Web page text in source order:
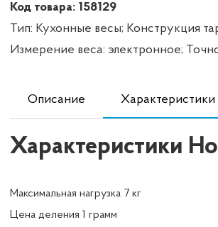
Код товара: 158129
Тип: Кухонные весы; Конструкция
Измерение веса: электронное;
Описание Характеристики
Характеристики
Максимальная нагрузка 7 кг
Цена деления 1 грамм